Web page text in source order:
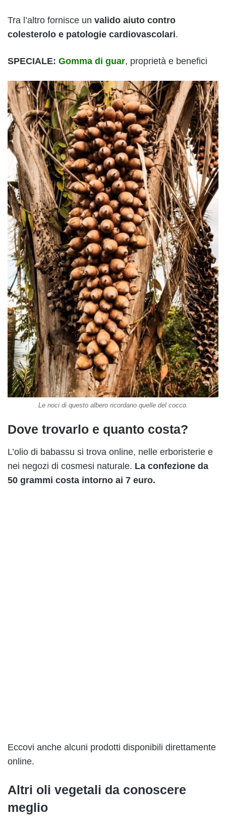
Tra l’altro fornisce un valido aiuto contro
colesterolo e patologie cardiovascolari.
SPECIALE: Gomma di guar, proprietà e benefici
Le noci di questo albero ricordano quelle del cocco.
Dove trovarlo e quanto costa?
L’olio di babassu si trova online, nelle erboristerie e
nei negozi di cosmesi naturale. La confezione da
50 grammi costa intorno ai 7 euro.
Eccovi anche alcuni prodotti disponibili direttamente
online.
Altri oli vegetali da conoscere
meglio